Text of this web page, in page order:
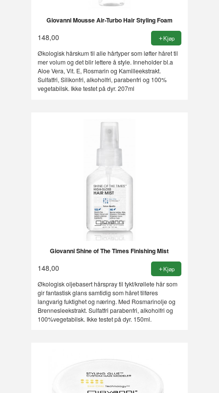
Giovanni Mousse Air-Turbo Hair Styling Foam
148,00 Kjøp
Økologisk hårskum til alle hårtyper som løfter håret til
mer volum og det blir lettere å style. Inneholder bl.a
Aloe Vera, Vit. E, Rosmarin og Kamilleekstrakt.
Sulfatfri, Silikonfri, alkoholfri, parabenfri og 100%
vegetabilsk. Ikke testet på dyr. 207ml
Giovanni Shine of The Times Finishing Mist
148,00 Kjøp
Økologisk oljebasert hårspray til tykt/krøllete hår som
gir fantastisk glans samtidig som håret tilføres
langvarig fuktighet og næring. Med Rosmarinolje og
Brennesleekstrakt. Sulfatfri parabenfri, alkoholfri og
100%vegetabilsk. Ikke testet på dyr. 150ml.